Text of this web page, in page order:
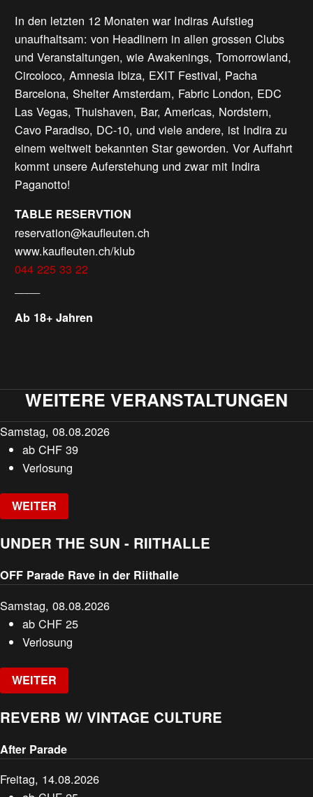
In den letzten 12 Monaten war Indiras Aufstieg
unaufhaltsam: von Headlinern in allen grossen Clubs
und Veranstaltungen, wie Awakenings, Tomorrowland,
Circoloco, Amnesia Ibiza, EXIT Festival, Pacha
Barcelona, Shelter Amsterdam, Fabric London, EDC
Las Vegas, Thuishaven, Bar, Americas, Nordstern,
Cavo Paradiso, DC-10, und viele andere, ist Indira zu
einem weltweit bekannten Star geworden. Vor Auffahrt
kommt unsere Auferstehung und zwar mit Indira
Paganotto!
TABLE RESERVTION
reservation@kaufleuten.ch
www.kaufleuten.ch/klub
044 225 33 22
Ab 18+ Jahren
WEITERE VERANSTALTUNGEN
Samstag, 08.08.2026
abCHF 39
Verlosung
WEITER
UNDER THE SUN - RIITHALLE
OFF Parade Rave in der Riithalle
Samstag, 08.08.2026
abCHF 25
Verlosung
WEITER
REVERB W/ VINTAGE CULTURE
After Parade
Freitag, 14.08.2026